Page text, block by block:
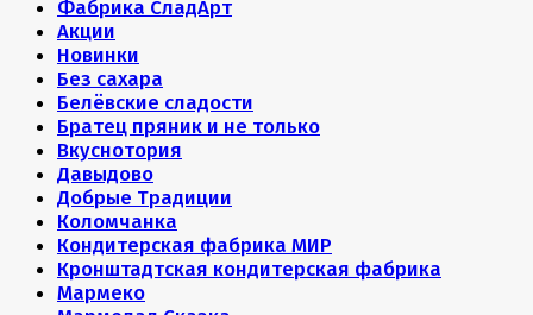
Фабрика СладАрт
Акции
Новинки
Без сахара
Белёвские сладости
Братец пряник и не только
Вкуснотория
Давыдово
Добрые Традиции
Коломчанка
Кондитерская фабрика МИР
Кронштадтская кондитерская фабрика
Мармеко